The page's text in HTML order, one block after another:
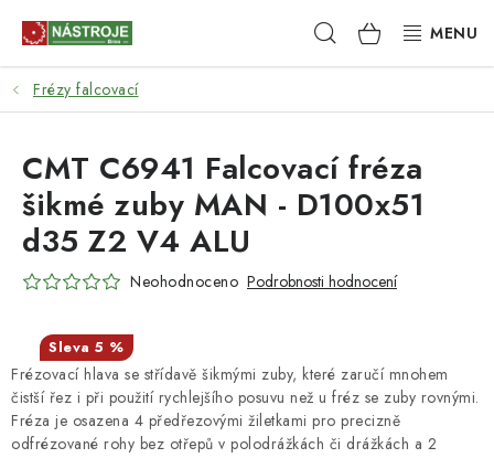
Hledat NÁKUPNÍ
KOŠÍK
NÁSTROJE
AKCE
BRUSIVO
RUČNÍ NÁŘADÍ, PŘÍPRAVKY
STROJE
Frézy falcovací
Frézovací hlava se střídavě šikmými zuby, které zaručí mnohem
čistší řez i při použití rychlejšího posuvu než u fréz se zuby rovnými.
Fréza je osazena 4 předřezovými žiletkami pro precizně
odfrézované rohy bez otřepů v polodrážkách či drážkách a 2
CMT C6941 Falcovací fréza
šikmé zuby MAN - D100x51
d35 Z2 V4 ALU
Neohodnoceno Podrobnosti hodnocení
5 %